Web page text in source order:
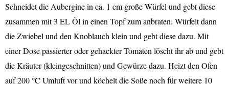
Schneidet die Aubergine in ca. 1 cm große Würfel und gebt diese
zusammen mit 3 EL Öl in einen Topf zum anbraten. Würfelt dann
die Zwiebel und den Knoblauch klein und gebt diese dazu. Mit
einer Dose passierter oder gehackter Tomaten löscht ihr ab und gebt
die Kräuter (kleingeschnitten) und Gewürze dazu. Heizt den Ofen
auf 200 °C Umluft vor und köchelt die Soße noch für weitere 10